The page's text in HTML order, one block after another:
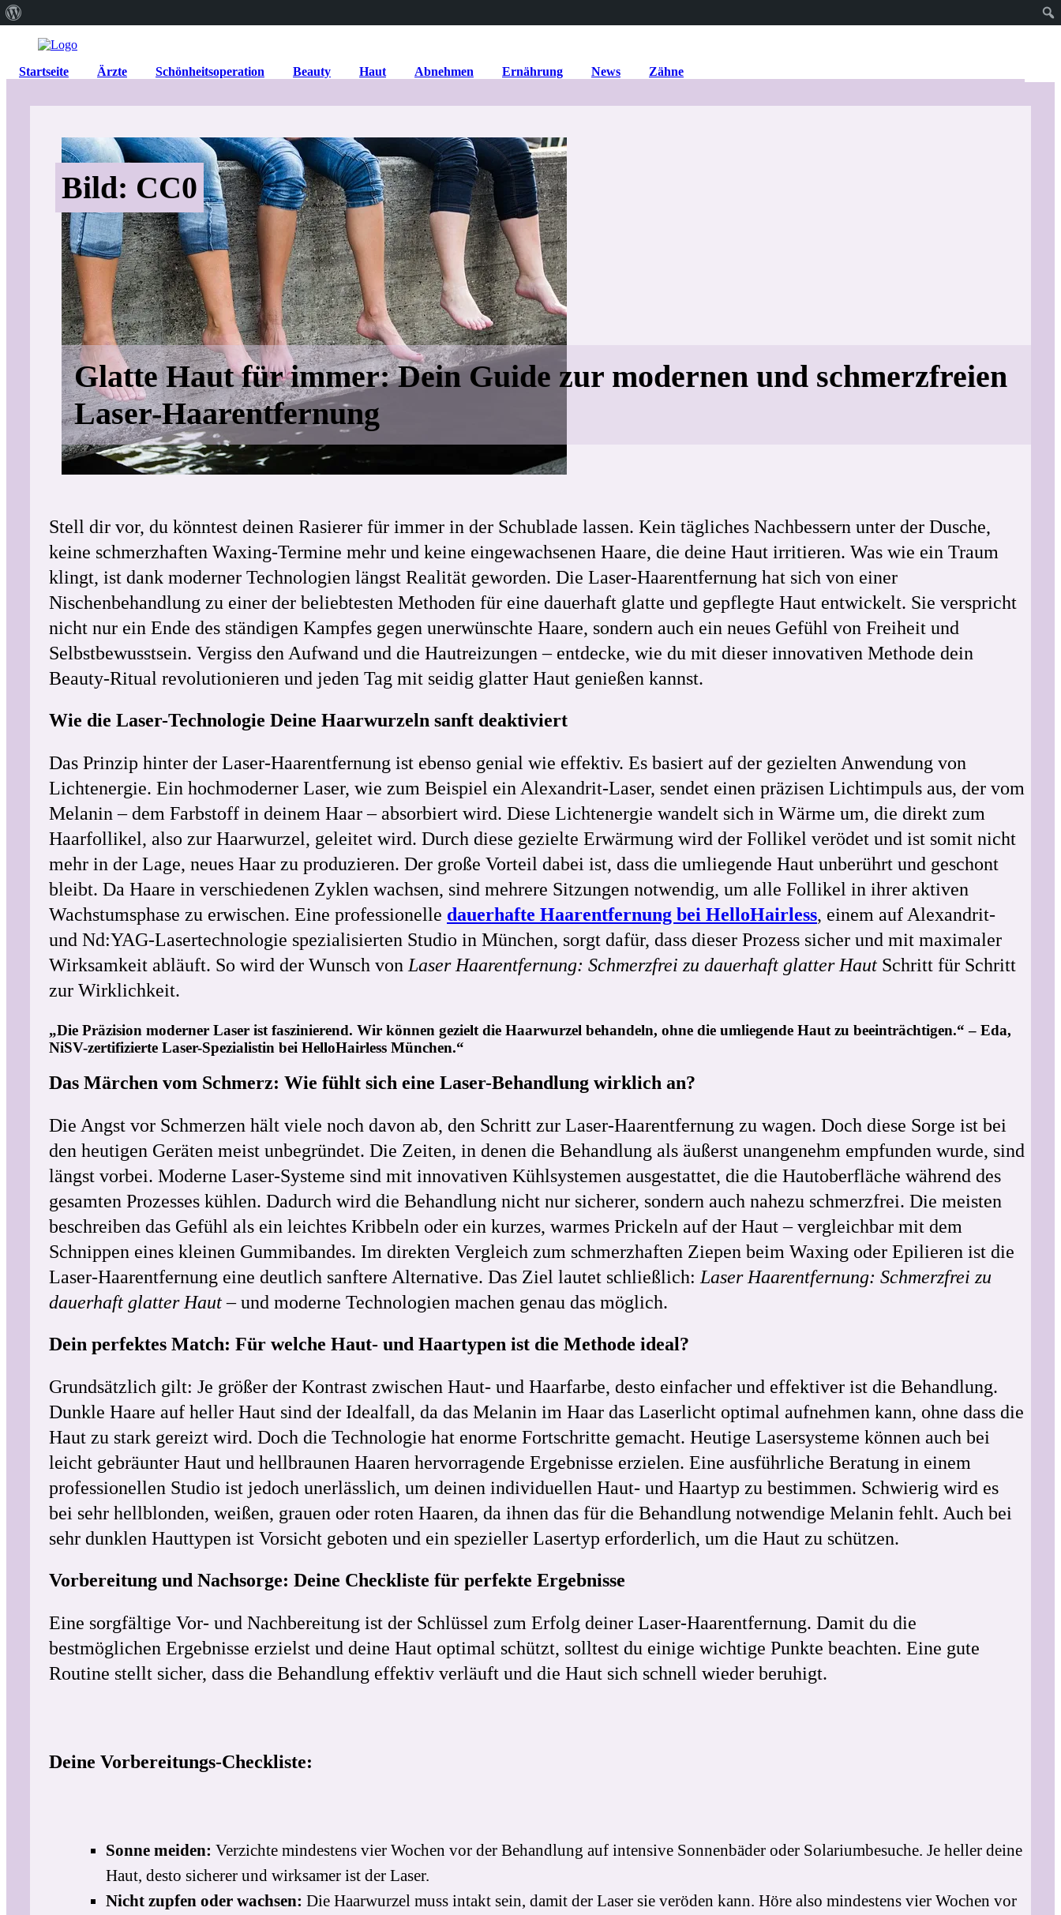
Startseite Ärzte Schönheitsoperation Beauty Haut Abnehmen Ernährung News Zähne
Bild: CC0
Glatte Haut für immer: Dein Guide zur modernen und schmerzfreien
Laser-Haarentfernung
Stell dir vor, du könntest deinen Rasierer für immer in der Schublade lassen. Kein tägliches Nachbessern unter der Dusche,
keine schmerzhaften Waxing-Termine mehr und keine eingewachsenen Haare, die deine Haut irritieren. Was wie ein Traum
klingt, ist dank moderner Technologien längst Realität geworden. Die Laser-Haarentfernung hat sich von einer
Nischenbehandlung zu einer der beliebtesten Methoden für eine dauerhaft glatte und gepflegte Haut entwickelt. Sie verspricht
nicht nur ein Ende des ständigen Kampfes gegen unerwünschte Haare, sondern auch ein neues Gefühl von Freiheit und
Selbstbewusstsein. Vergiss den Aufwand und die Hautreizungen – entdecke, wie du mit dieser innovativen Methode dein
Beauty-Ritual revolutionieren und jeden Tag mit seidig glatter Haut genießen kannst.
Wie die Laser-Technologie Deine Haarwurzeln sanft deaktiviert
Das Prinzip hinter der Laser-Haarentfernung ist ebenso genial wie effektiv. Es basiert auf der gezielten Anwendung von
Lichtenergie. Ein hochmoderner Laser, wie zum Beispiel ein Alexandrit-Laser, sendet einen präzisen Lichtimpuls aus, der vom
Melanin – dem Farbstoff in deinem Haar – absorbiert wird. Diese Lichtenergie wandelt sich in Wärme um, die direkt zum
Haarfollikel, also zur Haarwurzel, geleitet wird. Durch diese gezielte Erwärmung wird der Follikel verödet und ist somit nicht
mehr in der Lage, neues Haar zu produzieren. Der große Vorteil dabei ist, dass die umliegende Haut unberührt und geschont
bleibt. Da Haare in verschiedenen Zyklen wachsen, sind mehrere Sitzungen notwendig, um alle Follikel in ihrer aktiven
Wachstumsphase zu erwischen. Eine professionelle dauerhafte Haarentfernung bei HelloHairless, einem auf Alexandrit-
und Nd:YAG-Lasertechnologie spezialisierten Studio in München, sorgt dafür, dass dieser Prozess sicher und mit maximaler
Wirksamkeit abläuft. So wird der Wunsch von Laser Haarentfernung: Schmerzfrei zu dauerhaft glatter Haut Schritt für Schritt
zur Wirklichkeit.
„Die Präzision moderner Laser ist faszinierend. Wir können gezielt die Haarwurzel behandeln, ohne die umliegende Haut zu beeinträchtigen.“ – Eda,
NiSV-zertifizierte Laser-Spezialistin bei HelloHairless München.“
Das Märchen vom Schmerz: Wie fühlt sich eine Laser-Behandlung wirklich an?
Die Angst vor Schmerzen hält viele noch davon ab, den Schritt zur Laser-Haarentfernung zu wagen. Doch diese Sorge ist bei
den heutigen Geräten meist unbegründet. Die Zeiten, in denen die Behandlung als äußerst unangenehm empfunden wurde, sind
längst vorbei. Moderne Laser-Systeme sind mit innovativen Kühlsystemen ausgestattet, die die Hautoberfläche während des
gesamten Prozesses kühlen. Dadurch wird die Behandlung nicht nur sicherer, sondern auch nahezu schmerzfrei. Die meisten
beschreiben das Gefühl als ein leichtes Kribbeln oder ein kurzes, warmes Prickeln auf der Haut – vergleichbar mit dem
Schnippen eines kleinen Gummibandes. Im direkten Vergleich zum schmerzhaften Ziepen beim Waxing oder Epilieren ist die
Laser-Haarentfernung eine deutlich sanftere Alternative. Das Ziel lautet schließlich: Laser Haarentfernung: Schmerzfrei zu
dauerhaft glatter Haut– und moderne Technologien machen genau das möglich.
Dein perfektes Match: Für welche Haut- und Haartypen ist die Methode ideal?
Grundsätzlich gilt: Je größer der Kontrast zwischen Haut- und Haarfarbe, desto einfacher und effektiver ist die Behandlung.
Dunkle Haare auf heller Haut sind der Idealfall, da das Melanin im Haar das Laserlicht optimal aufnehmen kann, ohne dass die
Haut zu stark gereizt wird. Doch die Technologie hat enorme Fortschritte gemacht. Heutige Lasersysteme können auch bei
leicht gebräunter Haut und hellbraunen Haaren hervorragende Ergebnisse erzielen. Eine ausführliche Beratung in einem
professionellen Studio ist jedoch unerlässlich, um deinen individuellen Haut- und Haartyp zu bestimmen. Schwierig wird es
bei sehr hellblonden, weißen, grauen oder roten Haaren, da ihnen das für die Behandlung notwendige Melanin fehlt. Auch bei
sehr dunklen Hauttypen ist Vorsicht geboten und ein spezieller Lasertyp erforderlich, um die Haut zu schützen.
Vorbereitung und Nachsorge: Deine Checkliste für perfekte Ergebnisse
Eine sorgfältige Vor- und Nachbereitung ist der Schlüssel zum Erfolg deiner Laser-Haarentfernung. Damit du die
bestmöglichen Ergebnisse erzielst und deine Haut optimal schützt, solltest du einige wichtige Punkte beachten. Eine gute
Routine stellt sicher, dass die Behandlung effektiv verläuft und die Haut sich schnell wieder beruhigt.
Deine Vorbereitungs-Checkliste:
Sonne meiden: Verzichte mindestens vier Wochen vor der Behandlung auf intensive Sonnenbäder oder Solariumbesuche. Je heller deine
Haut, desto sicherer und wirksamer ist der Laser.
Nicht zupfen oder wachsen: Die Haarwurzel muss intakt sein, damit der Laser sie veröden kann. Höre also mindestens vier Wochen vor
WordPress